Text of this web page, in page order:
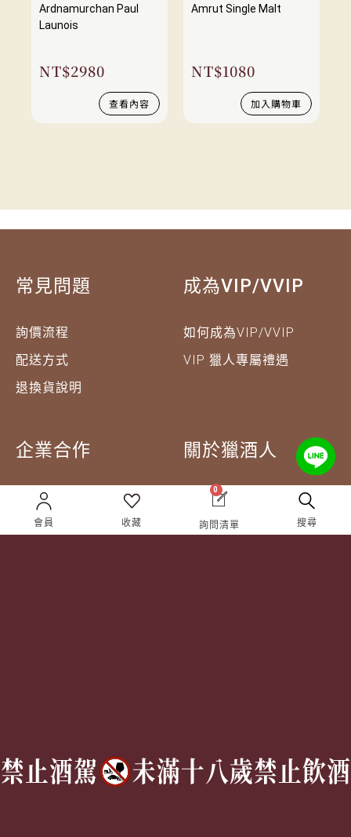
Ardnamurchan Paul
Launois
NT$2980
查看內容
Amrut Single Malt
NT$1080
加入購物車
常見問題
詢價流程
配送方式
退換貨說明
成為VIP/VVIP
如何成為VIP/VVIP
VIP 獵人專屬禮遇
企業合作
企業合作
成為合作夥伴 ＆ 大宗採
購
關於獵酒人
人才招募
隱私權條款
(國定假日休息)
有任何問題歡迎加入官方Line 詢問
會員 收藏
0
詢問清單 搜尋